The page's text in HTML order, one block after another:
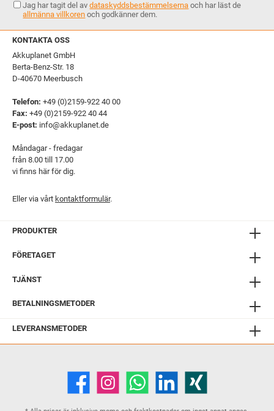
Jag har tagit del avdataskyddsbestämmelserna och har läst de
allmänna villkoren och godkänner dem.
KONTAKTA OSS
Akkuplanet GmbH
Berta-Benz-Str. 18
D-40670 Meerbusch
Telefon: +49 (0)2159-922 40 00
Fax: +49 (0)2159-922 40 44
E-post: info@akkuplanet.de
Måndagar - fredagar
från 8.00 till 17.00
vi finns här för dig.
Eller via vårt kontaktformulär.
PRODUKTER
FÖRETAGET
TJÄNST
BETALNINGSMETODER
LEVERANSMETODER